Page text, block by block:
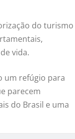
do turismo
vida.
um refúgio para
parecem
do Brasil e uma